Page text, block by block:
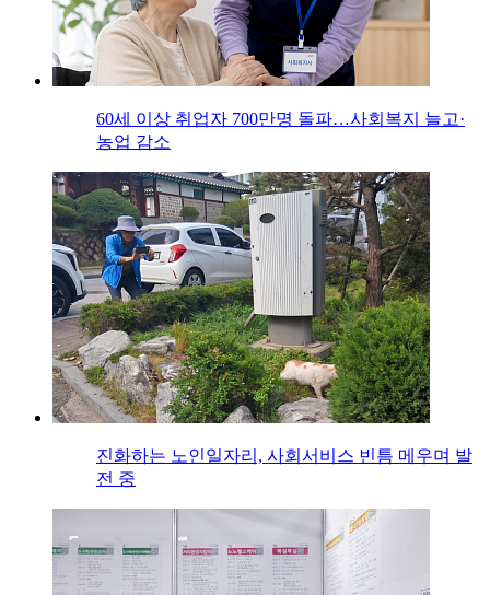
60세 이상 취업자 700만명 돌파…사회복지 늘고·
농업 감소
진화하는 노인일자리, 사회서비스 빈틈 메우며 발
전 중